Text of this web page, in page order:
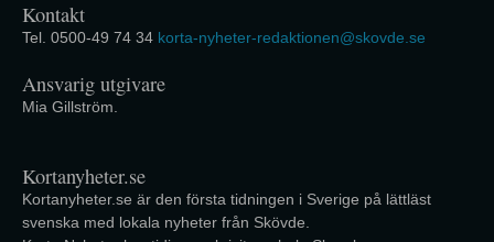
Kontakt
Tel. 0500-49 74 34 korta-nyheter-redaktionen@skovde.se
Ansvarig utgivare
Mia Gillström.
Kortanyheter.se
Kortanyheter.se är den första tidningen i Sverige på lättläst
svenska med lokala nyheter från Skövde.